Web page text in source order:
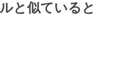
と似ていると